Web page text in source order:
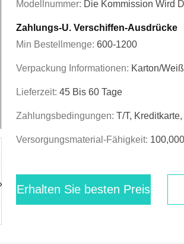
Modellnummer: Die Kommission Wird
Zahlungs-U. Verschiffen-Ausdrücke
Min Bestellmenge: 600-1200
Verpackung Informationen: Karton/
Lieferzeit: 45 Bis 60 Tage
Zahlungsbedingungen: T/T,
Versorgungsmaterial-Fähigkeit:
Erhalten Sie besten Preis